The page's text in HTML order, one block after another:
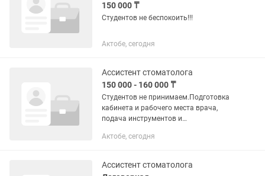
150 000 ₸
Студентов не беспокоить!!!
Актобе, сегодня
Ассистент стоматолога
150 000 - 160 000 ₸
Студентов не принимаем.Подготовка
кабинета и рабочего места врача,
подача инструментов и
пломбировочных
порядка в процессе лечения🤍
Актобе, сегодня
Ассистент стоматолога